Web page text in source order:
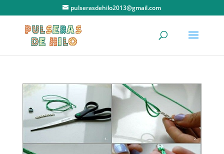
pulserasdehilo2013@gmail.com